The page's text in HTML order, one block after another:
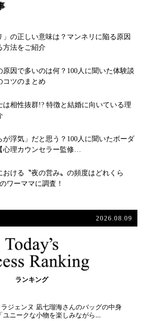
」の正しい意味は？マンネリに陥る原因
方法をご紹介
原因で多いのは何？100人に聞いた体験談
コツのまとめ
は相性抜群!? 特徴と結婚に向いている理
が浮気」だと思う？100人に聞いたボーダ
心理カウンセラー監修…
おける〝夜の営み〟の頻度はどれくら
ワーママに調査！
2026.08.09
ランキング
ジェンヌ 凪七瑠海さんのバッグの中身
ユニークな小物を楽しみながら…